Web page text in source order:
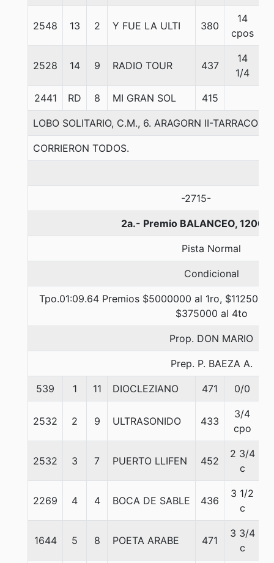
2548 13 2 Y FUE LA ULTI 380
14
cpos
2528 14 9 RADIO TOUR 437
14
1/4
2441 RD 8 MI GRAN SOL 415
LOBO SOLITARIO, C.M., 6. ARAGORN II-
CORRIERON TODOS.
-2715-
2a.- Premio BALANCEO, 1200
Pista Normal
Condicional
Tpo.01:09.64 Premios $5000000 al 1ro,
$375000 al 4to
Prop. DON MARIO
Prep. P. BAEZA A.
539 1 11 DIOCLEZIANO 471 0/0
2532 2 9 ULTRASONIDO 433
3/4
cpo
2532 3 7 PUERTO LLIFEN 452
2 3/4
c
2269 4 4 BOCA DE SABLE 436
3 1/2
c
1644 5 8 POETA ARABE 471
3 3/4
c